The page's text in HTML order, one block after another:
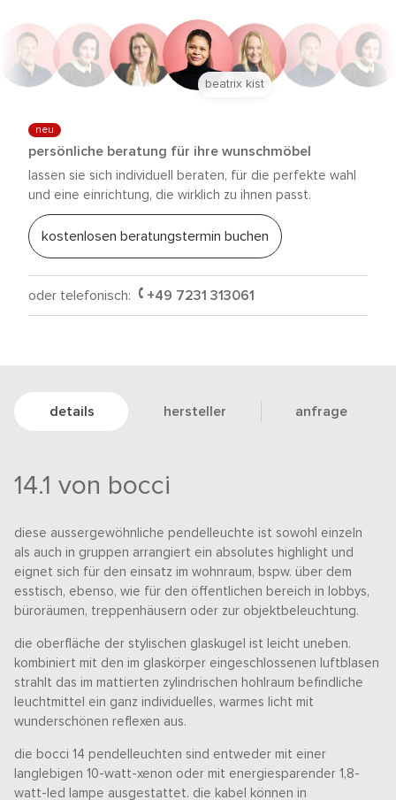
neu
persönliche beratung für ihre wunschmöbel
lassen sie sich individuell beraten, für die perfekte wahl
und eine einrichtung, die wirklich zu ihnen passt.
kostenlosen beratungstermin buchen
oder telefonisch: +49 7231 313061
beatrix kist
details hersteller anfrage
14.1 von bocci
diese aussergewöhnliche pendelleuchte ist sowohl einzeln
als auch in gruppen arrangiert ein absolutes highlight und
eignet sich für den einsatz im wohnraum, bspw. über dem
esstisch, ebenso, wie für den öffentlichen bereich in lobbys,
büroräumen, treppenhäusern oder zur objektbeleuchtung.
die oberfläche der stylischen glaskugel ist leicht uneben.
kombiniert mit den im glaskörper eingeschlossenen luftblasen
strahlt das im mattierten zylindrischen hohlraum befindliche
leuchtmittel ein ganz individuelles, warmes licht mit
wunderschönen reflexen aus.
die bocci 14 pendelleuchten sind entweder mit einer
langlebigen 10-watt-xenon oder mit energiesparender 1,8-
watt-led lampe ausgestattet. die kabel können in